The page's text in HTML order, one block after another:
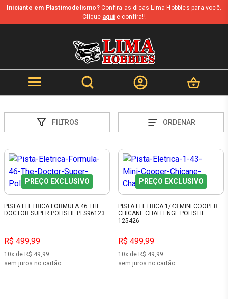
Iniciante em Plastimodelismo?Confira as dicas Lima Hobbies para você.
Clique aqui e confira!!
FILTROS ORDENAR
PREÇO EXCLUSIVO
PISTA ELETRICA FÓRMULA 46 THE
DOCTOR SUPER POLISTIL PLS96123
R$ 499,99
10x de R$ 49,99
sem juros no cartão
PREÇO EXCLUSIVO
PISTA ELÉTRICA 1/43 MINI COOPER
CHICANE CHALLENGE POLISTIL
125426
R$ 499,99
10x de R$ 49,99
sem juros no cartão